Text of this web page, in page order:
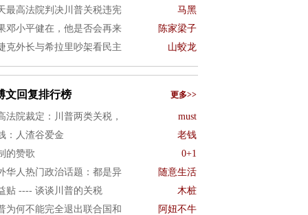
最高法院判决川普关税违宪
马黑
邓小平健在，他是否会再来
陈家梁子
克外长与希拉里吵架看民主
山蛟龙
文回复排行榜 更多>>
法院裁定：川普两类关税，
must
：人渣谷爱金
老钱
的赞歌
0+1
华人热门政治话题：都是异
随意生活
贴 ---- 谈谈川普的关税
木桩
为何不能完全退出联合国和
阿妞不牛